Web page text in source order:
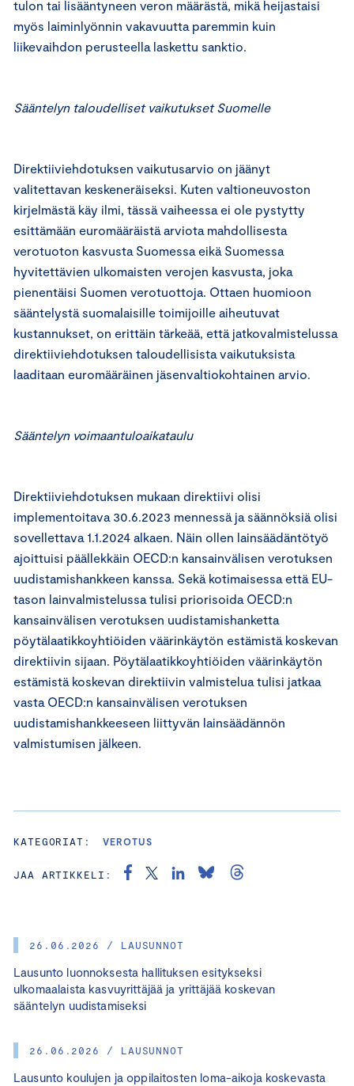
26.06.2026 / LAUSUNNOT
Lausunto luonnoksesta hallituksen esitykseksi
ulkomaalaista kasvuyrittäjää ja yrittäjää koskevan
sääntelyn uudistamiseksi
26.06.2026 / LAUSUNNOT
Lausunto koulujen ja oppilaitosten loma-aikoja koskevasta
tulon tai lisääntyneen veron määrästä, mikä heijastaisi
myös laiminlyönnin vakavuutta paremmin kuin
liikevaihdon perusteella laskettu sanktio.
Sääntelyn taloudelliset vaikutukset Suomelle
Direktiiviehdotuksen vaikutusarvio on jäänyt
valitettavan keskeneräiseksi. Kuten valtioneuvoston
kirjelmästä käy ilmi, tässä vaiheessa ei ole pystytty
esittämään euromääräistä arviota mahdollisesta
verotuoton kasvusta Suomessa eikä Suomessa
hyvitettävien ulkomaisten verojen kasvusta, joka
pienentäisi Suomen verotuottoja. Ottaen huomioon
sääntelystä suomalaisille toimijoille aiheutuvat
kustannukset, on erittäin tärkeää, että jatkovalmistelussa
direktiiviehdotuksen taloudellisista vaikutuksista
laaditaan euromääräinen jäsenvaltiokohtainen arvio.
Sääntelyn voimaantuloaikataulu
Direktiiviehdotuksen mukaan direktiivi olisi
implementoitava 30.6.2023 mennessä ja säännöksiä olisi
sovellettava 1.1.2024 alkaen. Näin ollen lainsäädäntötyö
ajoittuisi päällekkäin OECD:n kansainvälisen verotuksen
uudistamishankkeen kanssa. Sekä kotimaisessa että EU-
tason lainvalmistelussa tulisi priorisoida OECD:n
kansainvälisen verotuksen uudistamishanketta
pöytälaatikkoyhtiöiden väärinkäytön estämistä koskevan
direktiivin sijaan. Pöytälaatikkoyhtiöiden väärinkäytön
estämistä koskevan direktiivin valmistelua tulisi jatkaa
vasta OECD:n kansainvälisen verotuksen
uudistamishankkeeseen liittyvän lainsäädännön
valmistumisen jälkeen.
KATEGORIAT: VEROTUS
JAA ARTIKKELI: